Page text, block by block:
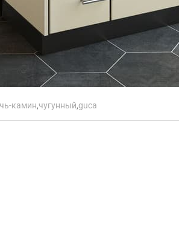
камин,чугунный,guca